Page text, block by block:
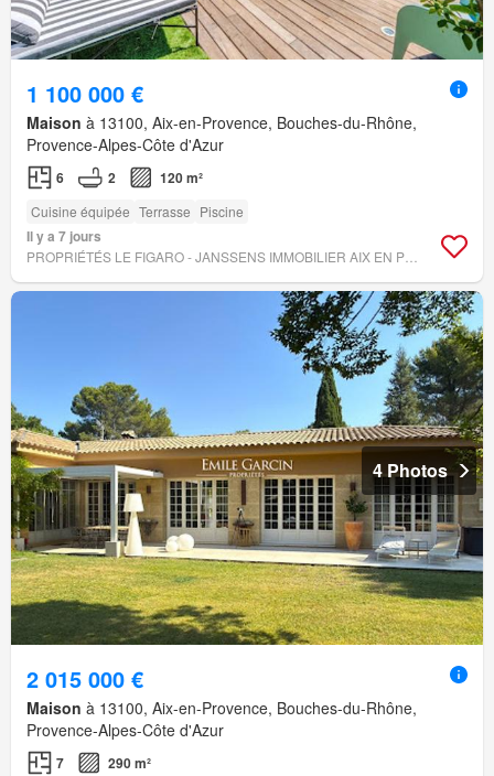
1 100 000 €
Maison à 13100, Aix-en-Provence, Bouches-du-Rhône,
Provence-Alpes-Côte d'Azur
6 2 120 m²
Cuisine équipée Terrasse Piscine
Il y a 7 jours
4 Photos
2 015 000 €
Maison à 13100, Aix-en-Provence, Bouches-du-Rhône,
Provence-Alpes-Côte d'Azur
7 290 m²